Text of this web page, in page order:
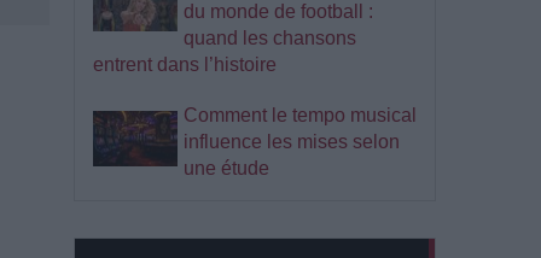
du monde de football :
quand les chansons
entrent dans l’histoire
Comment le tempo musical
influence les mises selon
une étude